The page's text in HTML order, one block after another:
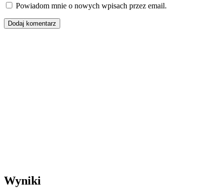
Powiadom mnie o nowych wpisach przez email.
Wyniki